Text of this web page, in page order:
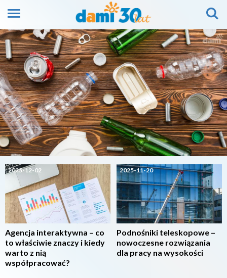
2025-12-02
Agencja interaktywna – co
to właściwie znaczy i kiedy
warto z nią
współpracować?
2025-11-20
Podnośniki teleskopowe –
nowoczesne rozwiązania
dla pracy na wysokości